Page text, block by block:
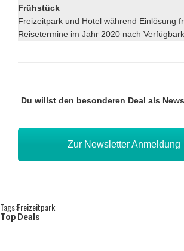
Frühstück
Freizeitpark und Hotel während Einlösung
Reisetermine im Jahr 2020 nach
Du willst den besonderen Deal als
Zur Newsletter Anmeldung
Tags:Freizeitpark
Top Deals